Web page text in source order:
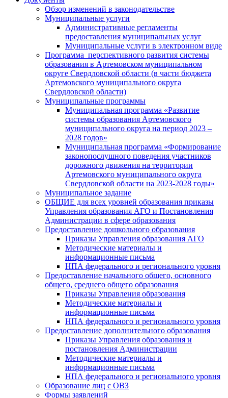
Обзор изменений в законодательстве
Муниципальные услуги
Административные регламенты
предоставления муниципальных услуг
Муниципальные услуги в электронном виде
Программа перспективного развития системы
образования в Артемовском муниципальном
округе Свердловской области (в части бюджета
Артемовского муниципального округа
Свердловской области)
Муниципальные программы
Муниципальная программа «Развитие
системы образования Артемовского
муниципального округа на период 2023 –
2028 годов»
Муниципальная программа «Формирование
законопослушного поведения участников
дорожного движения на территории
Артемовского муниципального округа
Свердловской области на 2023-2028 годы»
Муниципальное задание
ОБЩИЕ для всех уровней образования приказы
Управления образования АГО и Постановления
Администрации в сфере образования
Предоставление дошкольного образования
Приказы Управления образования АГО
Методические материалы и
информационные письма
НПА федерального и регионального уровня
Предоставление начального общего, основного
общего, среднего общего образования
Приказы Управления образования
Методические материалы и
информационные письма
НПА федерального и регионального уровня
Предоставление дополнительного образования
Приказы Управления образования и
постановления Администрации
Методические материалы и
информационные письма
НПА федерального и регионального уровня
Образование лиц с ОВЗ
Формы заявлений